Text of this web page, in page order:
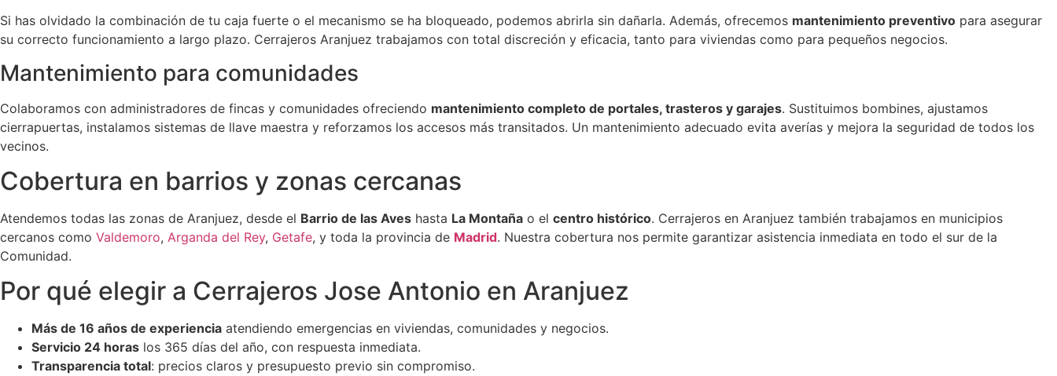
Si has olvidado la combinación de tu caja fuerte o el mecanismo se ha bloqueado, podemos abrirla sin dañarla. Además, ofrecemos mantenimiento preventivo para asegurar
su correcto funcionamiento a largo plazo. Cerrajeros Aranjuez trabajamos con total discreción y eficacia, tanto para viviendas como para pequeños negocios.
Mantenimiento para comunidades
Colaboramos con administradores de fincas y comunidades ofreciendo mantenimiento completo de portales, trasteros y garajes. Sustituimos bombines, ajustamos
cierrapuertas, instalamos sistemas de llave maestra y reforzamos los accesos más transitados. Un mantenimiento adecuado evita averías y mejora la seguridad de todos los
vecinos.
Cobertura en barrios y zonas cercanas
Atendemos todas las zonas de Aranjuez, desde el Barrio de las Aves hasta La Montaña o el centro histórico. Cerrajeros en Aranjuez también trabajamos en municipios
cercanos como Valdemoro, Arganda del Rey, Getafe, y toda la provincia de Madrid. Nuestra cobertura nos permite garantizar asistencia inmediata en todo el sur de la
Comunidad.
Por qué elegir a Cerrajeros Jose Antonio en Aranjuez
Más de 16 años de experiencia atendiendo emergencias en viviendas, comunidades y negocios.
Servicio 24 horas los 365 días del año, con respuesta inmediata.
Transparencia total: precios claros y presupuesto previo sin compromiso.